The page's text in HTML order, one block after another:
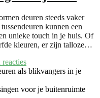
deuren steeds vaker
kunnen een
unieke touch in je huis. Of
kleuren, er zijn talloze…
reacties
als blikvangers in je
voor je buitenruimte